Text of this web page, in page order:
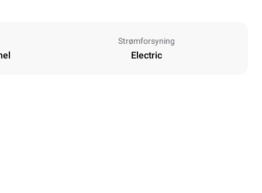
Strømforsyning
Electric